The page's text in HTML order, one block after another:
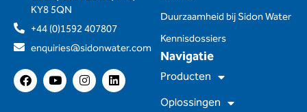
KY8 5QN
+44 (0)1592 407807
enquiries@sidonwater.com
F
a
c
Y
o
u
I
n
s
L
i
n
Navigatie
Producten
Oplossingen
Duurzaamheid bij Sidon Water
Kennisdossiers